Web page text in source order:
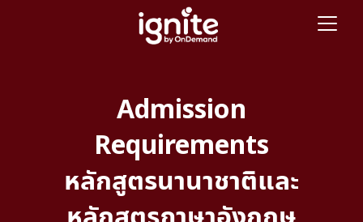
Admission
Requirements
หลักสูตรนานาชาติและ